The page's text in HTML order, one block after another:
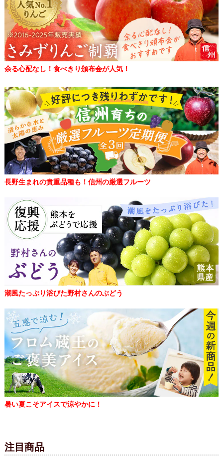
余る心配なし！食べきり頒布会が人気！
長野生まれの貴重品種も！信州の厳選フルーツ
潮風たっぷり浴びた野村さんのぶどう
暑い夏こそアイスで涼やかに！
注目商品